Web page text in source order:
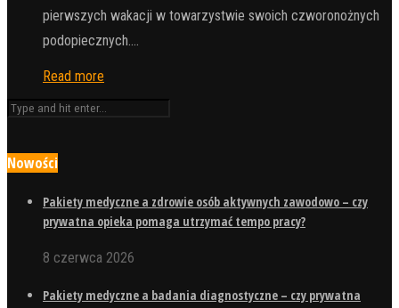
pierwszych wakacji w towarzystwie swoich czworonożnych
podopiecznych.…
Read more
Nowości
Pakiety medyczne a zdrowie osób aktywnych zawodowo – czy
prywatna opieka pomaga utrzymać tempo pracy?
8 czerwca 2026
Pakiety medyczne a badania diagnostyczne – czy prywatna